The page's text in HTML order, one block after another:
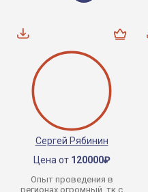
Сергей Рябинин
Цена от 120000₽
Опыт проведения в
регионах огромный, тк с